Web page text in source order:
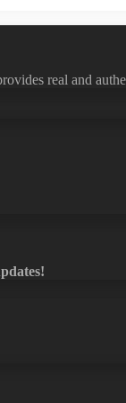
real and